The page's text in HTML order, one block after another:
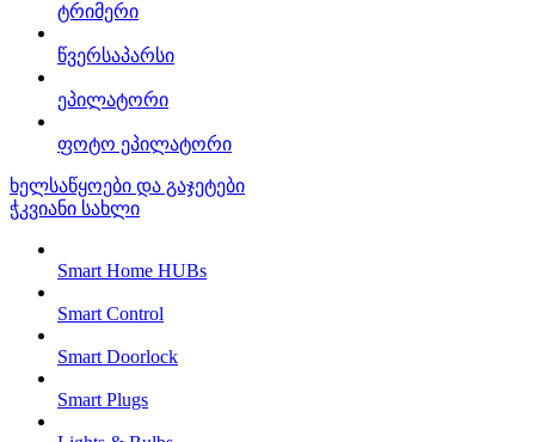
ტრიმერი
წვერსაპარსი
ეპილატორი
ფოტო ეპილატორი
ხელსაწყოები და გაჯეტები
ჭკვიანი სახლი
Smart Home HUBs
Smart Control
Smart Doorlock
Smart Plugs